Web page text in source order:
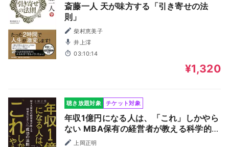
斎藤一人 天が味方する「引き寄せの法
則」
柴村恵美子
井上澪
03:10:14
¥1,320
聴き放題対象 チケット対象
年収1億円になる人は、「これ」しかやら
ない MBA保有の経営者が教える科学的に
正しい「成功の法則」
上岡正明